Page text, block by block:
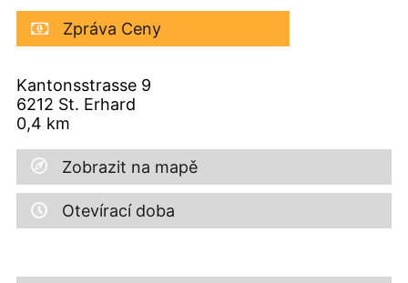
Zpráva Ceny
Kantonsstrasse 9
6212 St. Erhard
0,4 km
Zobrazit na mapě
Otevírací doba